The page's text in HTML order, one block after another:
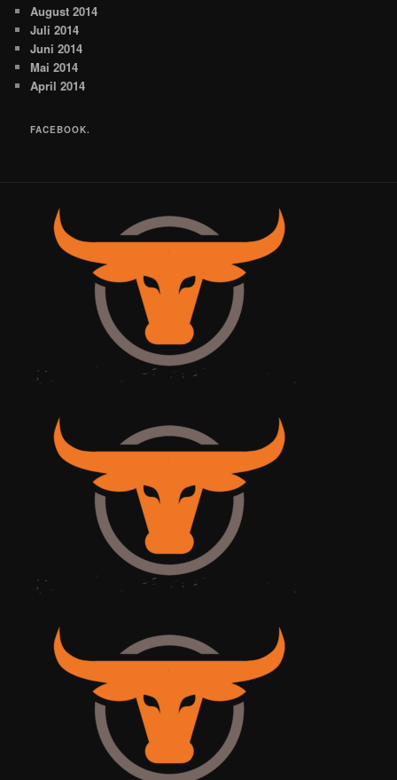
August 2014
Juli 2014
Juni 2014
Mai 2014
April 2014
FACEBOOK.